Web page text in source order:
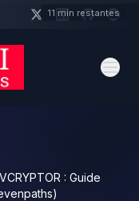
: Guide
11 min restantes